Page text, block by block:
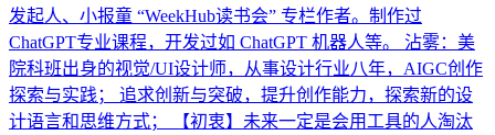
发起人、小报童 “WeekHub读书会” 专栏作者。制作过
ChatGPT专业课程，开发过如 ChatGPT 机器人等。 沾雾：美
院科班出身的视觉/UI设计师，从事设计行业八年，AIGC创作
探索与实践； 追求创新与突破，提升创作能力，探索新的设
计语言和思维方式； 【初衷】未来一定是会用工具的人淘汰